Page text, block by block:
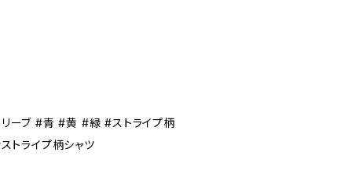
ーブ #青 #黄 #緑 #ストライプ柄
トライプ柄シャツ